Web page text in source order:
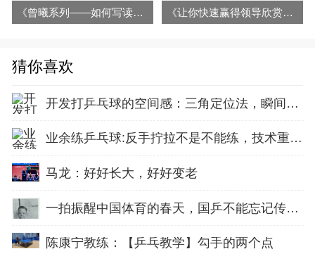
《曾曦系列——如何写读后感》视频全集百度云百度网盘下载 《让你快速赢得领导欣赏重用 机关工作亮点打造课》等音频视频全集百度网盘下载
猜你喜欢
开发打乒乓球的空间感：三角定位法，瞬间找准最佳击球点
业余练乒乓球:反手拧拉不是不能练，技术重点就不在手上
马龙：好好长大，好好变老
一拍振醒中国体育的春天，国乒不能忘记传奇前辈这份初心！
陈康宁教练：【乒乓教学】勾手的两个点